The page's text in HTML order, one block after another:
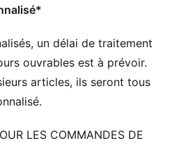
à la poitrine
: recommandé pour les
un délai de traitement
ouvrables est à prévoir.
articles, ils seront tous
LES COMMANDES DE